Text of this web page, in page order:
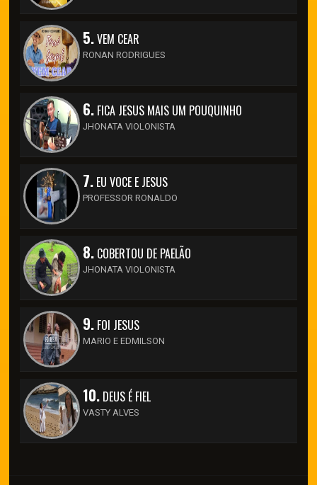
5.VEM CEAR
RONAN RODRIGUES
6. FICA JESUS MAIS UM POUQUINHO
JHONATA VIOLONISTA
7. EU VOCE E JESUS
PROFESSOR RONALDO
8. COBERTOU DE PAELÃO
JHONATA VIOLONISTA
9. FOI JESUS
MARIO E EDMILSON
10. DEUS É FIEL
VASTY ALVES